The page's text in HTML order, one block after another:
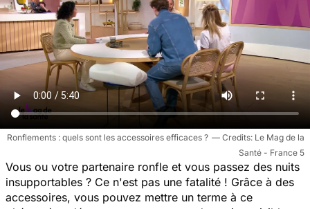
Ronflements : quels sont les accessoires efficaces ?
Le Mag de la
Santé - France 5
Vous ou votre partenaire ronfle et vous passez des nuits
insupportables ? Ce n'est pas une fatalité ! Grâce à des
accessoires, vous pouvez mettre un terme à ce